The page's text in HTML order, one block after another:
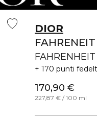
DIOR
FAHRENEIT
170 punti
170,90 €
227,87 € / 100 ml